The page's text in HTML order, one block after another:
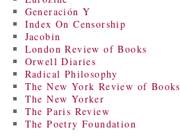
Generación Y
Index On Censorship
Jacobin
London Review of Books
Orwell Diaries
Radical Philosophy
The New York Review of Books
The New Yorker
The Paris Review
The Poetry Foundation